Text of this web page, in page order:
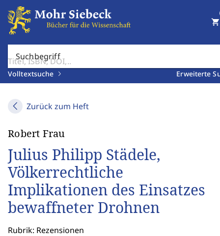
Suchbegriff
Volltextsuche Erweiterte
shopping_cart
Zurück zum Heft
Robert Frau
Julius Philipp Städele,
Völkerrechtliche
Implikationen des Einsatzes
bewaffneter Drohnen
Rubrik: Rezensionen